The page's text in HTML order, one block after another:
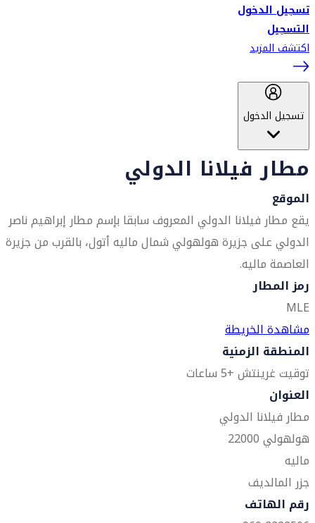
تسجيل الدخول
التسجيل
اكتشف المزيد
تسجيل الدخول
مطار فيلانا الدولي
الموقع
يقع مطار فيلانا الدولي المعروف سابقا بإسم مطار إبراهيم ناصر
الدولي على جزيرة هولهولي شمال ماليه أتول، بالقرب من جزيرة
العاصمة ماليه.
رمز المطار
MLE
مشاهدة الخريطة
المنطقة الزمنية
توقيت غرينتش +5 ساعات
العنوان
مطار فيلانا الدولي
هولهولي 22000
ماليه
جزر المالديف
رقم الهاتف